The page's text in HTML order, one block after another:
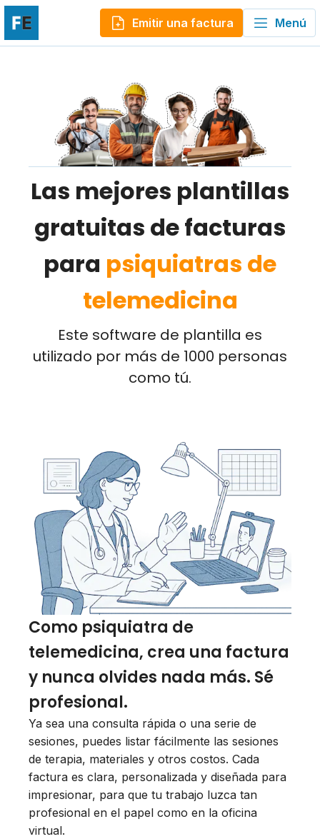
Emitir una factura Menú
Las mejores plantillas
gratuitas de facturas
para psiquiatras de
telemedicina
Este software de plantilla es
utilizado por más de 1000 personas
como tú.
Como psiquiatra de
telemedicina, crea una factura
y nunca olvides nada más. Sé
profesional.
Ya sea una consulta rápida o una serie de
sesiones, puedes listar fácilmente las sesiones
de terapia, materiales y otros costos. Cada
factura es clara, personalizada y diseñada para
impresionar, para que tu trabajo luzca tan
profesional en el papel como en la oficina
virtual.